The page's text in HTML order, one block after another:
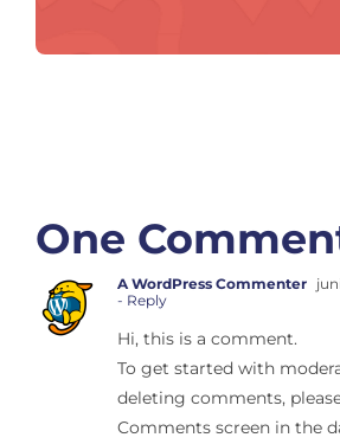
One
A WordPress Commenter
- Reply
Hi, this is a comment.
To get started with
deleting comments,
Comments screen in the